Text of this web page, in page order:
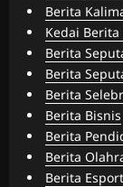
Berita
Kedai
Berita
Berita
Berita
Berita Bisnis
Berita
Berita
Berita Esport